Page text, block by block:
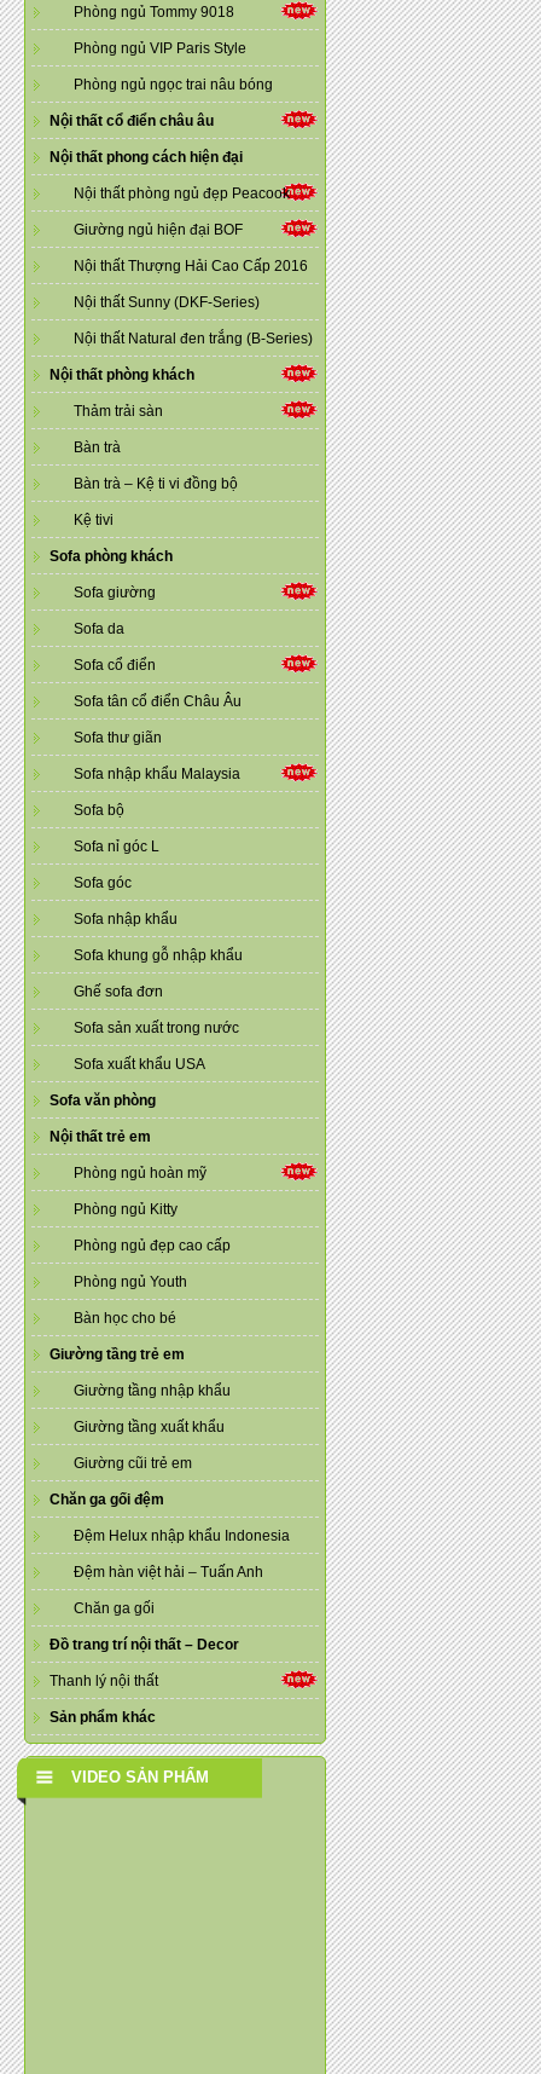
Phòng ngủ Tommy 9018
Phòng ngủ VIP Paris Style
Phòng ngủ ngọc trai nâu bóng
Nội thất cổ điển châu âu
Nội thất phong cách hiện đại
Nội thất phòng ngủ đẹp Peacook
Giường ngủ hiện đại BOF
Nội thất Thượng Hải Cao Cấp 2016
Nội thất Sunny (DKF-Series)
Nội thất Natural đen trắng (B-Series)
Nội thất phòng khách
Thảm trải sàn
Bàn trà
Bàn trà – Kệ ti vi đồng bộ
Kệ tivi
Sofa phòng khách
Sofa giường
Sofa da
Sofa cổ điển
Sofa tân cổ điển Châu Âu
Sofa thư giãn
Sofa nhập khẩu Malaysia
Sofa bộ
Sofa nỉ góc L
Sofa góc
Sofa nhập khẩu
Sofa khung gỗ nhập khẩu
Ghế sofa đơn
Sofa sản xuất trong nước
Sofa xuất khẩu USA
Sofa văn phòng
Nội thất trẻ em
Phòng ngủ hoàn mỹ
Phòng ngủ Kitty
Phòng ngủ đẹp cao cấp
Phòng ngủ Youth
Bàn học cho bé
Giường tầng trẻ em
Giường tầng nhập khẩu
Giường tầng xuất khẩu
Giường cũi trẻ em
Chăn ga gối đệm
Đệm Helux nhập khẩu Indonesia
Đệm hàn việt hải – Tuấn Anh
Chăn ga gối
Đồ trang trí nội thất – Decor
Thanh lý nội thất
Sản phẩm khác
VIDEO SẢN PHẨM